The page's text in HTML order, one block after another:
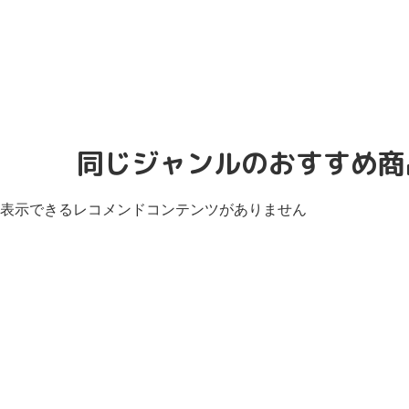
同じジャンルのおすすめ
表示できるレコメンドコンテンツがありません